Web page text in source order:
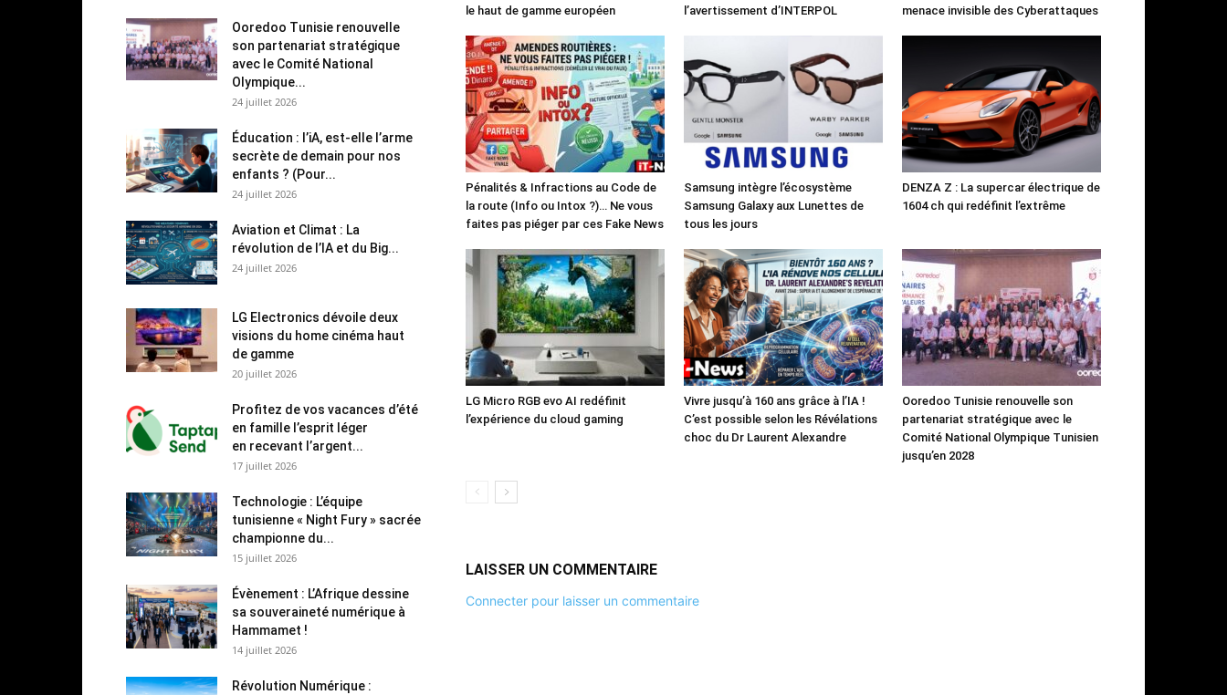
le haut de gamme européen
l’avertissement d’INTERPOL
menace invisible des Cyberattaques
Pénalités & Infractions au Code de
la route (Info ou Intox ?)… Ne vous
faites pas piéger par ces Fake News
Samsung intègre l’écosystème
Samsung Galaxy aux Lunettes de
tous les jours
DENZA Z : La supercar électrique de
1604 ch qui redéfinit l’extrême
LG Micro RGB evo AI redéfinit
l’expérience du cloud gaming
Vivre jusqu’à 160 ans grâce à l’IA !
C’est possible selon les Révélations
choc du Dr Laurent Alexandre
Ooredoo Tunisie renouvelle son
partenariat stratégique avec le
Comité National Olympique Tunisien
jusqu’en 2028
LAISSER UN COMMENTAIRE
Connecter pour laisser un commentaire
Ooredoo Tunisie renouvelle
son partenariat stratégique
avec le Comité National
Olympique...
24 juillet 2026
Éducation : l’iA, est-elle l’arme
secrète de demain pour nos
enfants ? (Pour...
24 juillet 2026
Aviation et Climat : La
révolution de l’IA et du Big...
24 juillet 2026
LG Electronics dévoile deux
visions du home cinéma haut
de gamme
20 juillet 2026
Profitez de vos vacances d’été
en famille l’esprit léger
en recevant l’argent...
17 juillet 2026
Technologie : L’équipe
tunisienne « Night Fury » sacrée
championne du...
15 juillet 2026
Évènement : L’Afrique dessine
sa souveraineté numérique à
Hammamet !
14 juillet 2026
Révolution Numérique :